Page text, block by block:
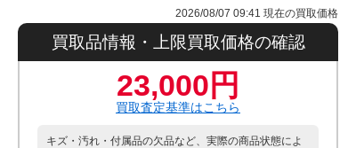
2026/08/07 09:41 現在の買取価格
買取品情報・上限買取価格の確認
23,000円
買取査定基準はこちら
キズ・汚れ・付属品の欠品など、実際の商品状態によ